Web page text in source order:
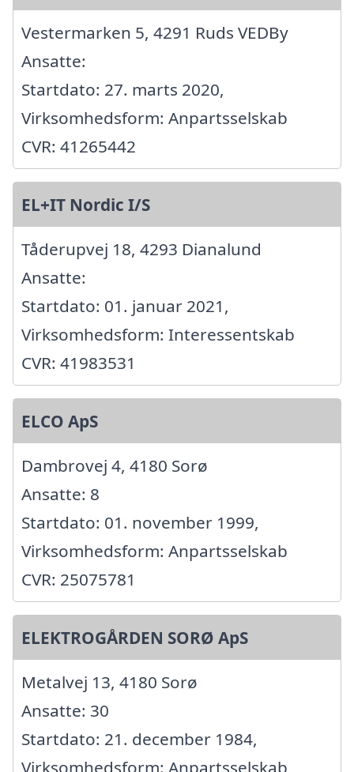
Vestermarken 5, 4291 Ruds VEDBy
Ansatte:
Startdato: 27. marts 2020,
Virksomhedsform: Anpartsselskab
CVR: 41265442
EL+IT Nordic I/S
Tåderupvej 18, 4293 Dianalund
Ansatte:
Startdato: 01. januar 2021,
Virksomhedsform: Interessentskab
CVR: 41983531
ELCO ApS
Dambrovej 4, 4180 Sorø
Ansatte: 8
Startdato: 01. november 1999,
Virksomhedsform: Anpartsselskab
CVR: 25075781
ELEKTROGÅRDEN SORØ ApS
Metalvej 13, 4180 Sorø
Ansatte: 30
Startdato: 21. december 1984,
Virksomhedsform: Anpartsselskab